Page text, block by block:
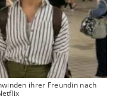
ihrer Freundin nach